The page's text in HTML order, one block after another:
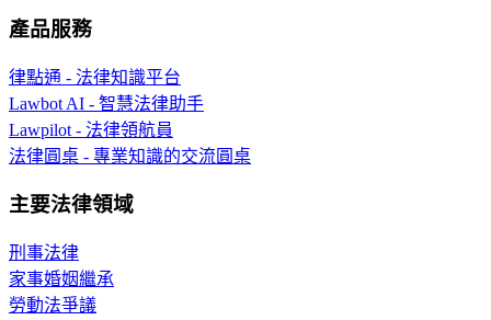
產品服務
律點通 - 法律知識平台
Lawbot AI - 智慧法律助手
Lawpilot - 法律領航員
法律圓桌 - 專業知識的交流圓桌
主要法律領域
刑事法律
家事婚姻繼承
勞動法爭議